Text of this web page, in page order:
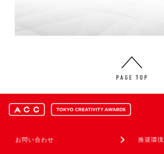
お問い合わせ 推奨環境